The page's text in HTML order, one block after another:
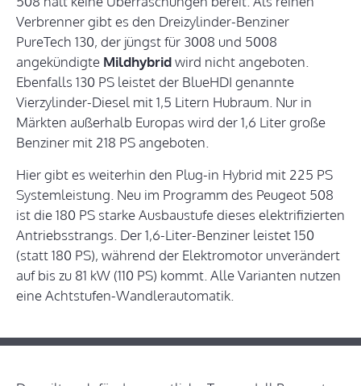
Verbrenner gibt es den Dreizylinder-Benziner
PureTech 130, der jüngst für 3008 und 5008
angekündigte Mildhybridwird nicht angeboten.
Ebenfalls 130 PS leistet der BlueHDI genannte
Vierzylinder-Diesel mit 1,5 Litern Hubraum. Nur in
Märkten außerhalb Europas wird der 1,6 Liter große
Benziner mit 218 PS angeboten.
Hier gibt es weiterhin den Plug-in Hybrid mit 225 PS
Systemleistung. Neu im Programm des Peugeot 508
ist die 180 PS starke Ausbaustufe dieses elektrifizierten
Antriebsstrangs. Der 1,6-Liter-Benziner leistet 150
(statt 180 PS), während der Elektromotor unverändert
auf bis zu 81 kW (110 PS) kommt. Alle Varianten nutzen
eine Achtstufen-Wandlerautomatik.